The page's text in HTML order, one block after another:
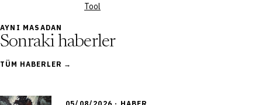
Tool
AYNI MASADAN
Sonraki haberler
TÜM HABERLER →